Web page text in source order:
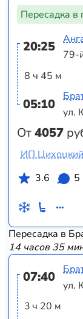
Пересадка в
20:25
8 ч 45 м
05:10
От4057
79-
ул.
ИП
3.6
5
Пересадка в
14 часов 35
07:40
3 ч 20 м
ул.